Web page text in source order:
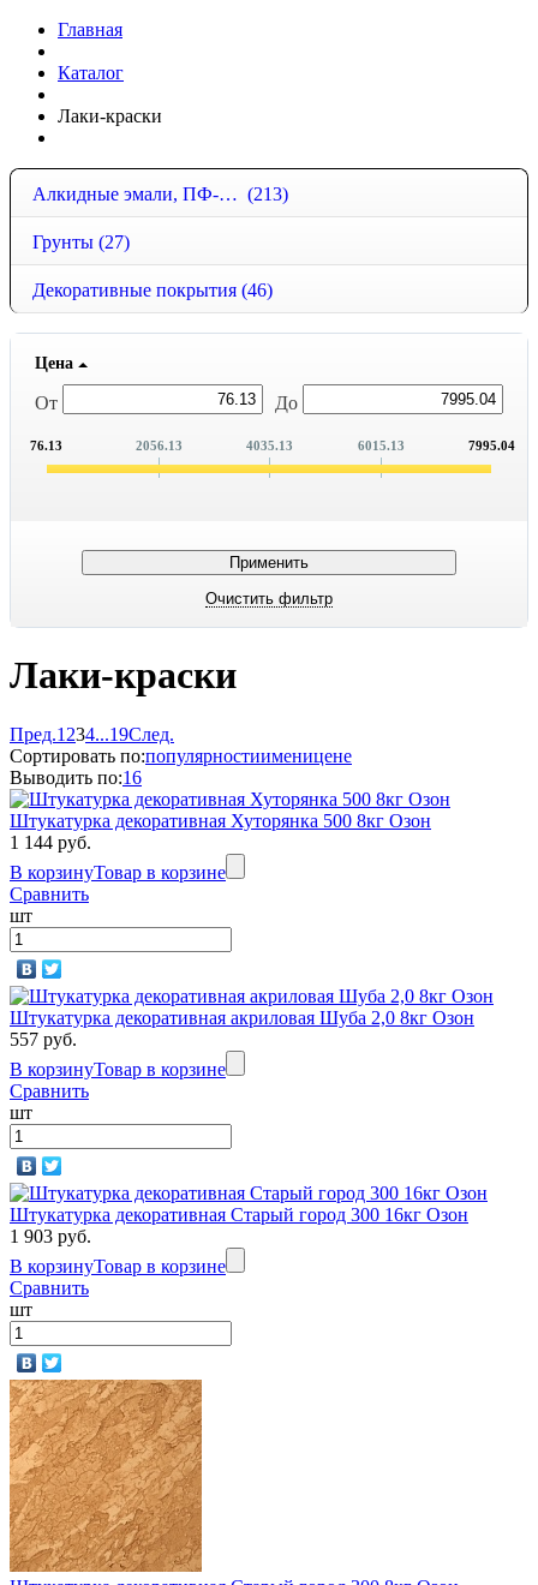
Главная
Каталог
Лаки-краски
Алкидные эмали, ПФ-115, ПФ-266 (213)
Грунты (27)
Декоративные покрытия (46)
Цена
От До
76.13 2056.13 4035.13 6015.13 7995.04
Лаки-краски
Пред.1 234...19След.
Сортировать по:популярностиименицене
Выводить по:16
Штукатурка декоративная Хуторянка 500 8кг Озон
1 144 руб.
В корзинуТовар в корзине
Сравнить
шт
Штукатурка декоративная акриловая Шуба 2,0 8кг Озон
557 руб.
В корзинуТовар в корзине
Сравнить
шт
Штукатурка декоративная Старый город 300 16кг Озон
1 903 руб.
В корзинуТовар в корзине
Сравнить
шт